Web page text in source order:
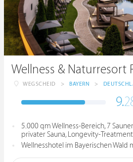
WEGSCHEID > BAYERN >
9.
5.000 qm Wellness-Bereich, 7
privater Sauna, Longevity-
Wellnesshotel im Bayerischen Wald